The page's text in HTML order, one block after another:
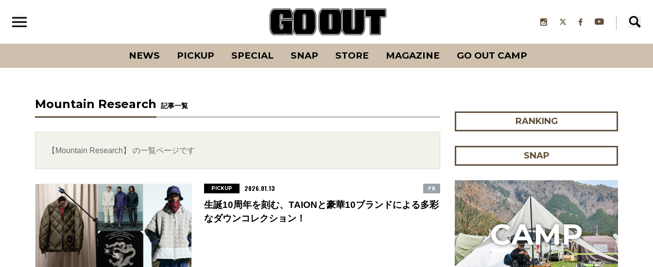
NEWS PICKUP SPECIAL SNAP STORE MAGAZINE GO OUT CAMP
Mountain Research 記事一覧
【Mountain Research】 の一覧ページです
生誕10周年を刻む、TAIONと豪華10ブランドによる多彩
なダウンコレクション！
PICKUP 2026.01.13 PR
RANKING
SNAP
CAMP